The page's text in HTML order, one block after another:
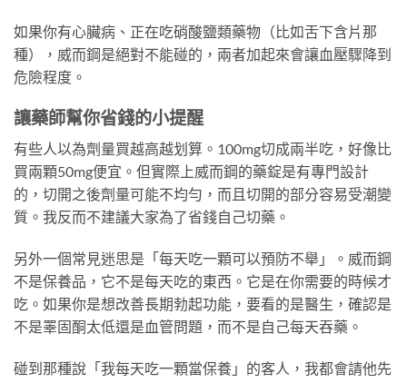
如果你有心臟病、正在吃硝酸鹽類藥物（比如舌下含片那
種），威而鋼是絕對不能碰的，兩者加起來會讓血壓驟降到
危險程度。
讓藥師幫你省錢的小提醒
有些人以為劑量買越高越划算。100mg切成兩半吃，好像比
買兩顆50mg便宜。但實際上威而鋼的藥錠是有專門設計
的，切開之後劑量可能不均勻，而且切開的部分容易受潮變
質。我反而不建議大家為了省錢自己切藥。
另外一個常見迷思是「每天吃一顆可以預防不舉」。威而鋼
不是保養品，它不是每天吃的東西。它是在你需要的時候才
吃。如果你是想改善長期勃起功能，要看的是醫生，確認是
不是睪固酮太低還是血管問題，而不是自己每天吞藥。
碰到那種說「我每天吃一顆當保養」的客人，我都會請他先